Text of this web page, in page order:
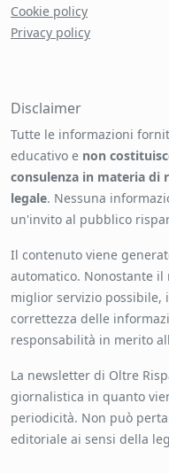
Cookie policy
Privacy policy
Disclaimer
Tutte le informazioni
educativo e non
consulenza in materia di
legale. Nessuna
un'invito al pubblico
Il contenuto viene
automatico. Nonostante
miglior servizio possibile,
correttezza delle
responsabilità in merito
La newsletter di Oltre
giornalistica in quanto
periodicità. Non può
editoriale ai sensi della